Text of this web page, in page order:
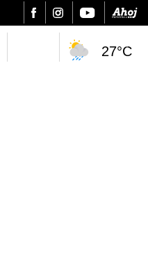
27°C